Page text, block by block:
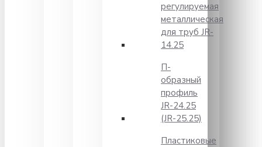
регулируемая
металлическая
для труб JR-
14.25
П-
образный
профиль
JR-24.25
(JR-25.25)
Пластиковые